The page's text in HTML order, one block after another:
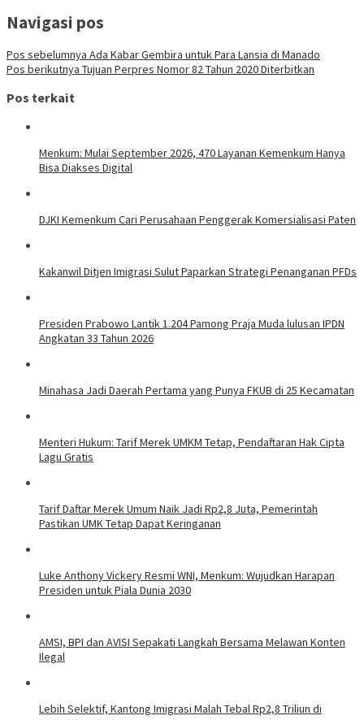
Navigasi pos
Pos sebelumnya Ada Kabar Gembira untuk Para Lansia di Manado
Pos berikutnya Tujuan Perpres Nomor 82 Tahun 2020 Diterbitkan
Pos terkait
Menkum: Mulai September 2026, 470 Layanan Kemenkum Hanya
Bisa Diakses Digital
DJKI Kemenkum Cari Perusahaan Penggerak Komersialisasi Paten
Kakanwil Ditjen Imigrasi Sulut Paparkan Strategi Penanganan PFDs
Presiden Prabowo Lantik 1.204 Pamong Praja Muda lulusan IPDN
Angkatan 33 Tahun 2026
Minahasa Jadi Daerah Pertama yang Punya FKUB di 25 Kecamatan
Menteri Hukum: Tarif Merek UMKM Tetap, Pendaftaran Hak Cipta
Lagu Gratis
Tarif Daftar Merek Umum Naik Jadi Rp2,8 Juta, Pemerintah
Pastikan UMK Tetap Dapat Keringanan
Luke Anthony Vickery Resmi WNI, Menkum: Wujudkan Harapan
Presiden untuk Piala Dunia 2030
AMSI, BPI dan AVISI Sepakati Langkah Bersama Melawan Konten
Ilegal
Lebih Selektif, Kantong Imigrasi Malah Tebal Rp2,8 Triliun di